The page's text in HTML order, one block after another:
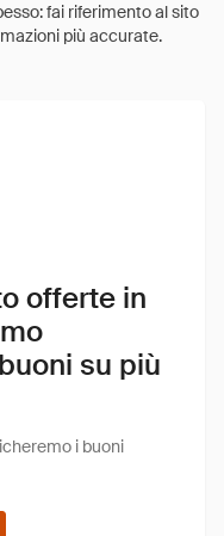
offerte in
su più
i buoni